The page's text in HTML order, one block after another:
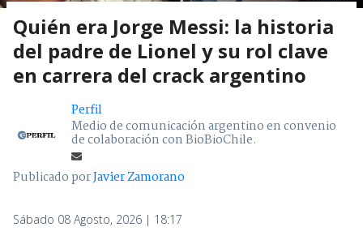
Quién era Jorge Messi: la historia
del padre de Lionel y su rol clave
en carrera del crack argentino
Perfil
Medio de comunicación argentino en convenio
de colaboración con BioBioChile.
Publicado porJavier Zamorano
Sábado 08 Agosto, 2026 | 18:17